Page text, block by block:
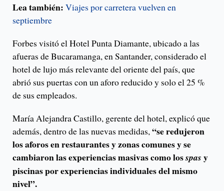
Lea también: Viajes por carretera vuelven en
septiembre
Forbes visitó el Hotel Punta Diamante, ubicado a las
afueras de Bucaramanga, en Santander, considerado el
hotel de lujo más relevante del oriente del país, que
abrió sus puertas con un aforo reducido y solo el 25 %
de sus empleados.
María Alejandra Castillo, gerente del hotel, explicó que
además, dentro de las nuevas medidas,“se redujeron
los aforos en restaurantes y zonas comunes y se
cambiaron las experiencias masivas como losspas y
piscinas por experiencias individuales del mismo
nivel”.